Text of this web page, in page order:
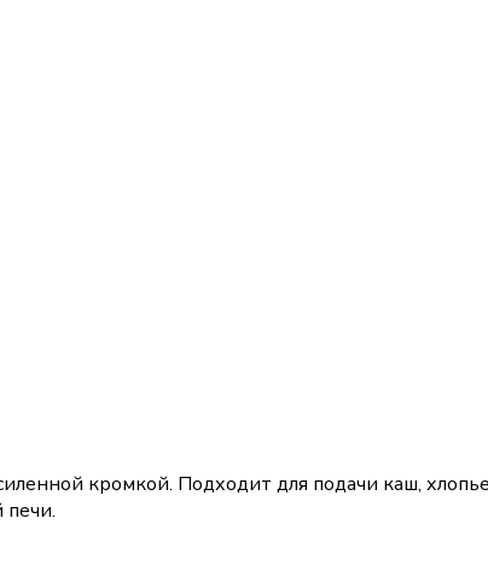
кромкой. Подходит для подачи каш,